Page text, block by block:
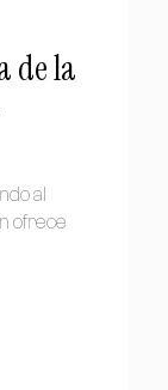
de la
al
ofrece